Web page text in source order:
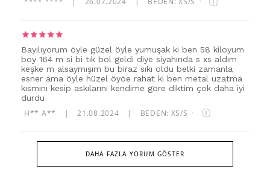
Bayılıyorum öyle güzel öyle yumuşak ki ben 58 kiloyum
boy 164 m si bi tık bol geldi diye siyahında s xs aldım
keşke m alsaymışım bu biraz sıkı oldu belki zamanla
esner ama öyle hüzel öyöe rahat ki ben metal uzatma
kısmını kesip askılarını kendime göre diktim çok daha iyi
durdu
H** A** | 21.08.2024 | BEDEN: XS/S ·
DAHA FAZLA YORUM GÖSTER